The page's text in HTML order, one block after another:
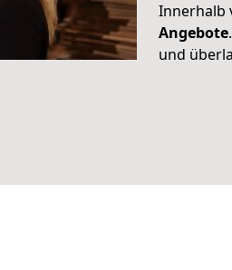
Innerhalb
Angebote
und